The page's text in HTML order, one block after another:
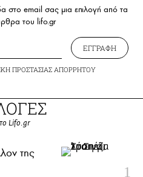
στο email σας μια επιλογή από τα
του lifo.gr
ΕΓΓΡΑΦΗ
ΠΡΟΣΤΑΣΙΑΣ ΑΠΟΡΡΗΤΟΥ
Lifo.gr
της